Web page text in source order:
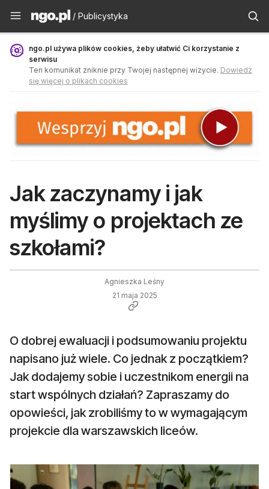
Publicystyka - ngo.pl
/ Publicystyka
ngo.pl używa plików cookies, żeby ułatwić Ci korzystanie z
serwisu
Ten komunikat zniknie przy Twojej następnej wizycie. Dowiedz
się więcej o plikach cookies
Jak zaczynamy i jak
myślimy o projektach ze
szkołami?
Agnieszka Leśny
21 maja 2025
O dobrej ewaluacji i podsumowaniu projektu
napisano już wiele. Co jednak z początkiem?
Jak dodajemy sobie i uczestnikom energii na
start wspólnych działań? Zapraszamy do
opowieści, jak zrobiliśmy to w wymagającym
projekcie dla warszawskich liceów.